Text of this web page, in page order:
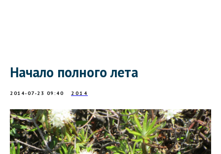
Начало полного лета
2014-07-23 09:40 2014